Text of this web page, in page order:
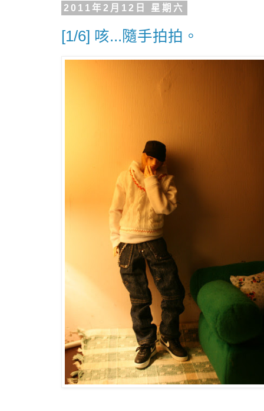
2011年2月12日 星期六
[1/6] 咳...隨手拍拍。